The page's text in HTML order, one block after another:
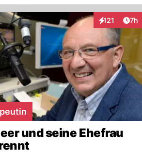
121
Interaktionen
7h
und seine Ehefrau